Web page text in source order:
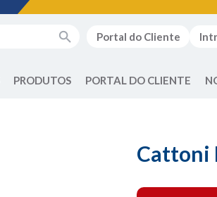
Portal do Cliente
PRODUTOS PORTAL DO CLIENTE
Cattoni